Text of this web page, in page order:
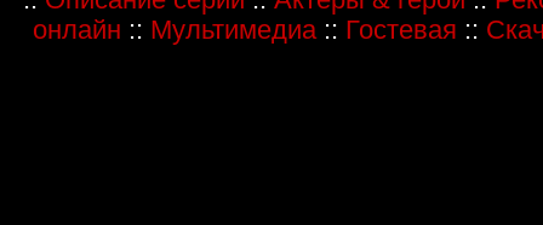
онлайн :: Мультимедиа :: Гостевая ::